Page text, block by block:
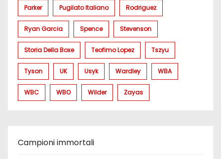
Parker Pugilato Italiano Rodriguez
Ryan Garcia Spence Stevenson
Storia Della Boxe Teofimo Lopez Tszyu
Tyson UK Usyk Wardley WBA
WBC WBO Wilder Zayas
Campioni immortali